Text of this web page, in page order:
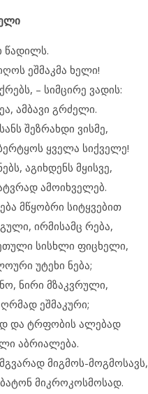
წადილს.
ეშმაკმა ხელი!
– სიმცირე ვადის:
ამბავი გრძელი.
შეზრახდი ვისმე,
ყველა სიქველე!
აგიხდენს მყისვე,
ამოიხველებ.
მწყობრი სიტყვებით
ირმისამც რება,
სისხლი ფიცხელი,
უტეხი ნება;
ნირი მზაკვრული,
ეშმაკური;
და ტრფობის ალებად
აბრიალება.
მიგმოს-მოგმოსავს,
მიკროკოსმოსად.